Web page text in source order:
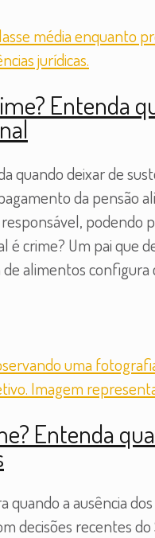
Entenda
quando deixar de
da pensão
crime? Um pai que
alimentos
Entenda
quando a ausência
decisões recentes